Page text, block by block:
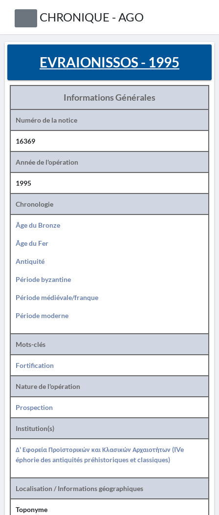
CHRONIQUE - AGO
EVRAIONISSOS - 1995
Informations Générales
Numéro de la notice
16369
Année de l'opération
1995
Chronologie
Âge du Bronze
Âge du Fer
Antiquité
Période byzantine
Période médiévale/franque
Période moderne
Mots-clés
Fortification
Nature de l'opération
Prospection
Institution(s)
Δ' Εφορεία Προϊστορικών και Κλασικών Αρχαιοτήτων (IVe
éphorie des antiquités préhistoriques et classiques)
Localisation / Informations géographiques
Toponyme